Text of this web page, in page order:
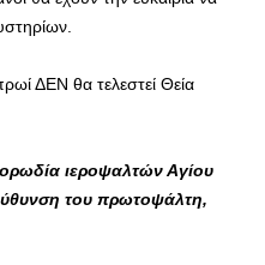
ΔΕΝ θα τελεστεί Θεία
ιεροψαλτών Αγίου
του πρωτοψάλτη,